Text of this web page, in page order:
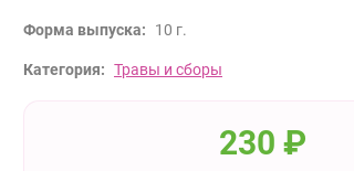
Форма выпуска: 10 г.
Категория: Травы и сборы
230 ₽